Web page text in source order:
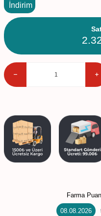
İndirim
Farma
08.08.2026